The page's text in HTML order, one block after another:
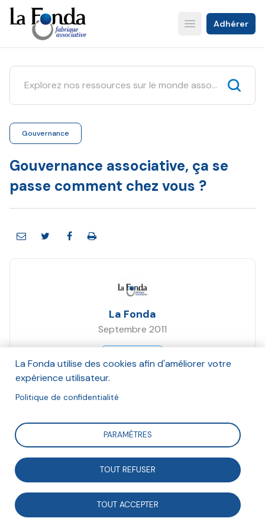
Aller
au
contenu
principal
Open main menu
Adhérer
Gouvernance
Gouvernance associative, ça se
passe comment chez vous ?
La Fonda
Septembre 2011
Suivre
association.
La Fonda utilise des cookies afin d'améliorer votre
expérience utilisateur.
Politique de confidentialité
PARAMÈTRES
TOUT REFUSER
TOUT ACCEPTER